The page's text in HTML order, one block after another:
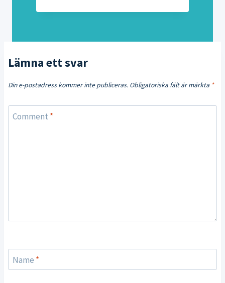
Lämna ett svar
Din e-postadress kommer inte publiceras. Obligatoriska fält är märkta *
Comment *
Name *